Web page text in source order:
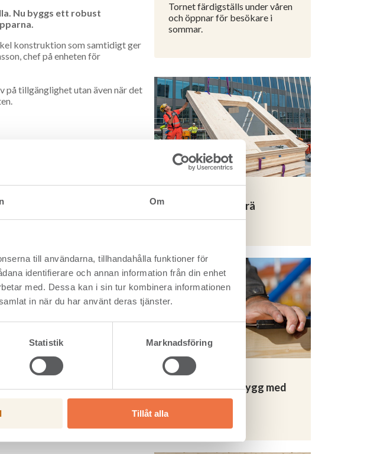
Om
till användarna, tillhandahålla funktioner för
identifierare och annan information från din enhet
med. Dessa kan i sin tur kombinera informationen
in när du har använt deras tjänster.
Statistik Marknadsföring
Tillåt alla
Nu byggs ett robust
konstruktion som samtidigt ger
chef på enheten för
på tillgänglighet utan även när det
pelarna monteras skivor av
Samtidigt som vi reser delarna på
på Byggpartner, som
är utmanande i sig.
har varit en utmaning. När
Säger Joakim Lundgren.
kommer synas på långt håll.
och en läktare på tornets
största meteorkrater.
bra att vi kan använda fint
Utsiktstornet kommer
Tornet färdigställs under våren
och öppnar för besökare i
sommar.
Aktuellt om KL-trä
Projektera och bygg med
KL-trä